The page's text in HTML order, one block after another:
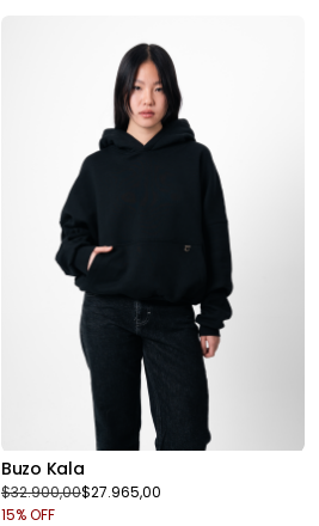
Buzo Kala
$27.965,00
$32.900,00
15% OFF